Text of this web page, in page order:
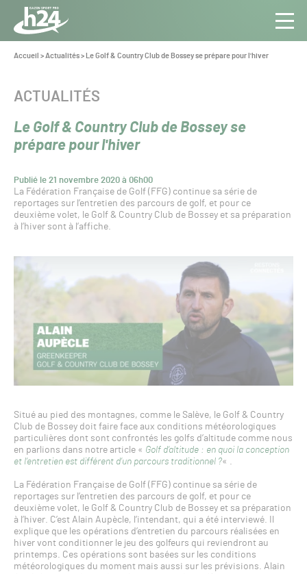
Panneau de gestion des cookies
Aller au contenu
Toute
l’info
Pro
Vous
Accueil >Actualités> Le Golf & Country Club de Bossey se prépare pour l'hiver
Le Golf & Country Club de Bossey se
prépare pour l'hiver
Publié le 21 novembre 2020 à 06h00
CATÉGORIE :
ACTUALITÉS
La Fédération Française de Golf (FFG) continue sa série de
reportages sur l’entretien des parcours de golf, et pour ce
deuxième volet, le Golf & Country Club de Bossey et sa préparation
à l’hiver sont à l’affiche.
Situé au pied des montagnes, comme le Salève, le Golf & Country
Club de Bossey doit faire face aux conditions météorologiques
particulières dont sont confrontés les golfs d’altitude comme nous
en parlions dans notre article « Golf d’altitude : en quoi la conception
et l’entretien est différent d’un parcours traditionnel ?« .
La Fédération Française de Golf (FFG) continue sa série de
reportages sur l’entretien des parcours de golf, et pour ce
deuxième volet, le Golf & Country Club de Bossey et sa préparation
à l’hiver. C’est Alain Aupècle, l’intendant, qui a été interviewé. Il
explique que les opérations d’entretien du parcours réalisées en
hiver vont conditionner le jeu des golfeurs qui reviendront au
printemps. Ces opérations sont basées sur les conditions
météorologiques du moment mais aussi sur les prévisions. Alain